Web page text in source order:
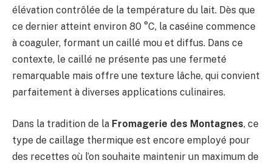
élévation contrôlée de la température du lait. Dès que
ce dernier atteint environ 80 °C, la caséine commence
à coaguler, formant un caillé mou et diffus. Dans ce
contexte, le caillé ne présente pas une fermeté
remarquable mais offre une texture lâche, qui convient
parfaitement à diverses applications culinaires.
Dans la tradition de la Fromagerie des Montagnes, ce
type de caillage thermique est encore employé pour
des recettes où l’on souhaite maintenir un maximum de